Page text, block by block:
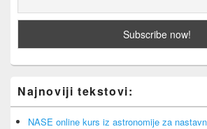
Najnoviji tekstovi:
NASE online kurs iz astronomije za